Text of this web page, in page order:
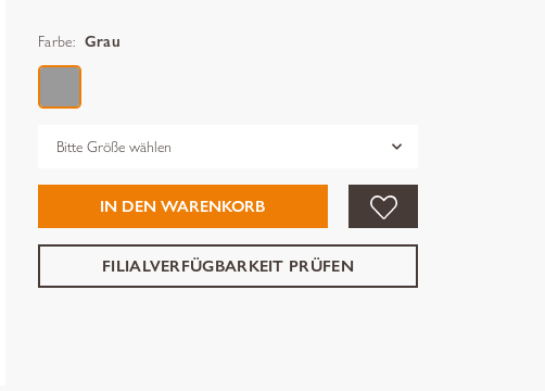
Farbe: Grau
Grösse
IN DEN WARENKORB
FILIALVERFÜGBARKEIT PRÜFEN